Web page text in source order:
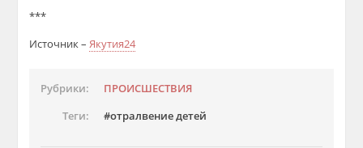
***
Источник –Якутия24
Рубрики:
ПРОИСШЕСТВИЯ
Теги:
отралвение детей